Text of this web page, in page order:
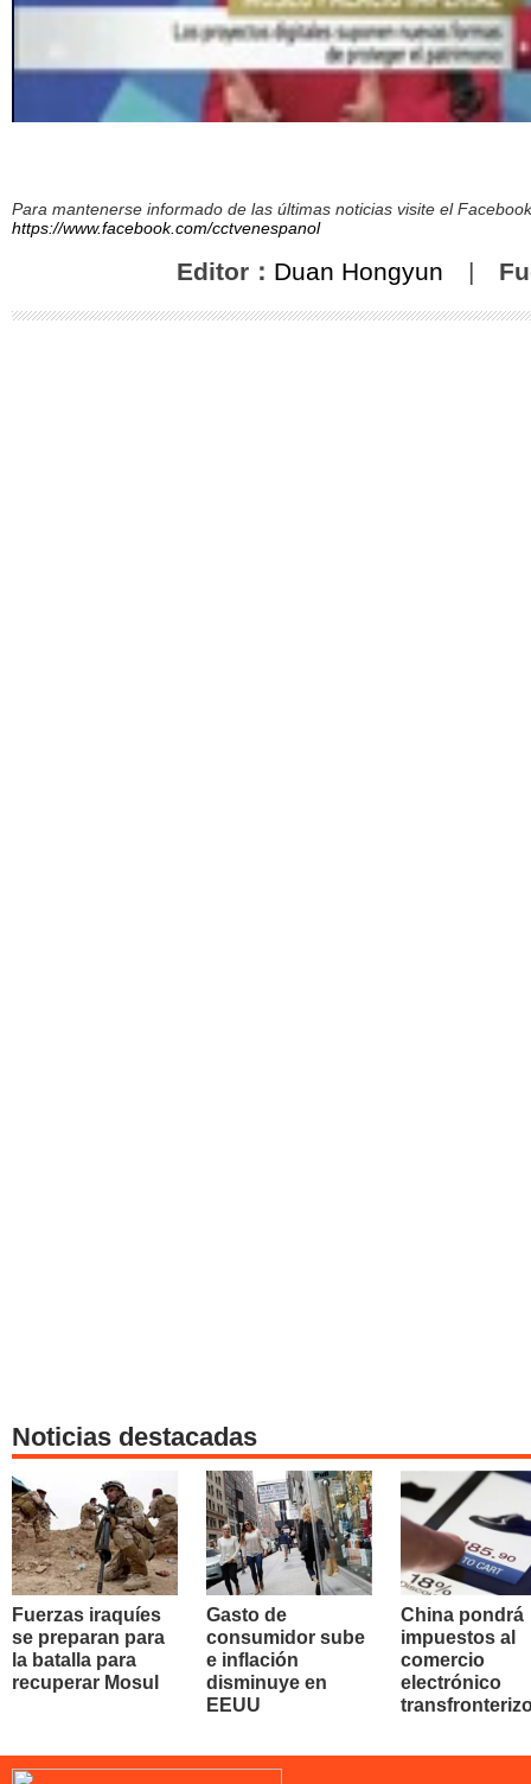
Para mantenerse informado de las últimas noticias visite el
https://www.facebook.com/cctvenespanol
Editor： Duan Hongyun |
Noticias destacadas
Fuerzas iraquíes
se preparan para
la batalla para
recuperar Mosul
Gasto de
consumidor sube
e inflación
disminuye en
EEUU
China pondrá
impuestos al
comercio
electrónico